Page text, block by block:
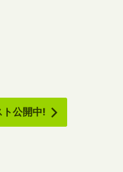
ト公開中!